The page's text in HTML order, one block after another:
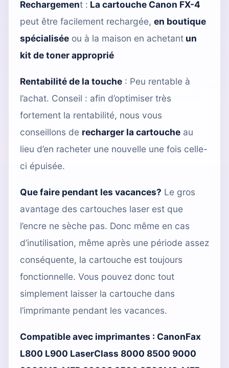
Rechargement : La cartouche Canon FX-4
peut être facilement rechargée, en boutique
spécialisée ou à la maison en achetant un
kit de toner approprié
Rentabilité de la touche : Peu rentable à
l’achat. Conseil : afin d’optimiser très
fortement la rentabilité, nous vous
conseillons de recharger la cartouche au
lieu d’en racheter une nouvelle une fois celle-
ci épuisée.
Que faire pendant les vacances? Le gros
avantage des cartouches laser est que
l’encre ne sèche pas. Donc même en cas
d’inutilisation, même après une période assez
conséquente, la cartouche est toujours
fonctionnelle. Vous pouvez donc tout
simplement laisser la cartouche dans
l’imprimante pendant les vacances.
Compatible avec imprimantes : CanonFax
L800 L900 LaserClass 8000 8500 9000